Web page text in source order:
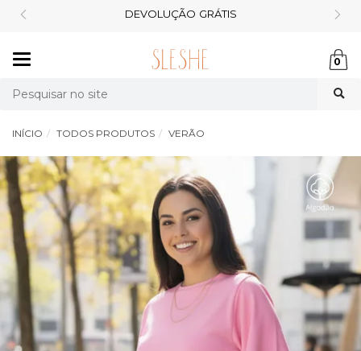
CASHBACK DE 10%
0
INÍCIO TODOS PRODUTOS VERÃO